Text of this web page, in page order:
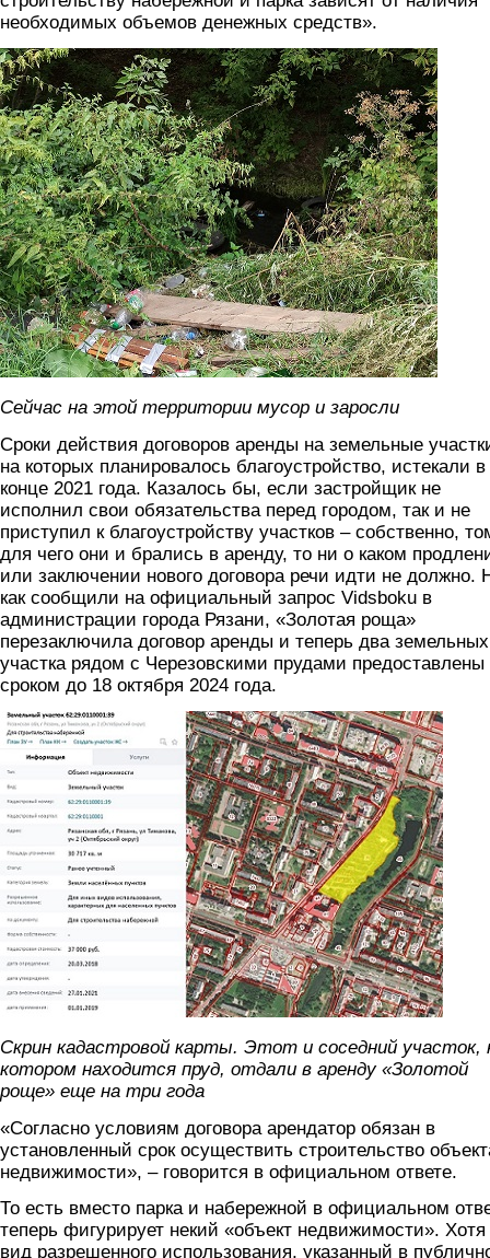
необходимых объемов денежных средств».
3.jpg
Сейчас на этой территории мусор и заросли
Сроки действия договоров аренды на земельные
на которых планировалось благоустройство, истекали в
конце 2021 года. Казалось бы, если застройщик не
исполнил свои обязательства перед городом, так и не
приступил к благоустройству участков – собственно,
для чего они и брались в аренду, то ни о каком
или заключении нового договора речи идти не должно.
как сообщили на официальный запрос Vidsboku в
администрации города Рязани, «Золотая роща»
перезаключила договор аренды и теперь два земельных
участка рядом с Черезовскими прудами предоставлены
сроком до 18 октября 2024 года.
4.jpg
Скрин кадастровой карты. Этот и соседний участок,
котором находится пруд, отдали в аренду «Золотой
роще» еще на три года
«Согласно условиям договора арендатор обязан в
установленный срок осуществить строительство
недвижимости», – говорится в официальном ответе.
То есть вместо парка и набережной в официальном
теперь фигурирует некий «объект недвижимости». Хотя
вид разрешенного использования, указанный в